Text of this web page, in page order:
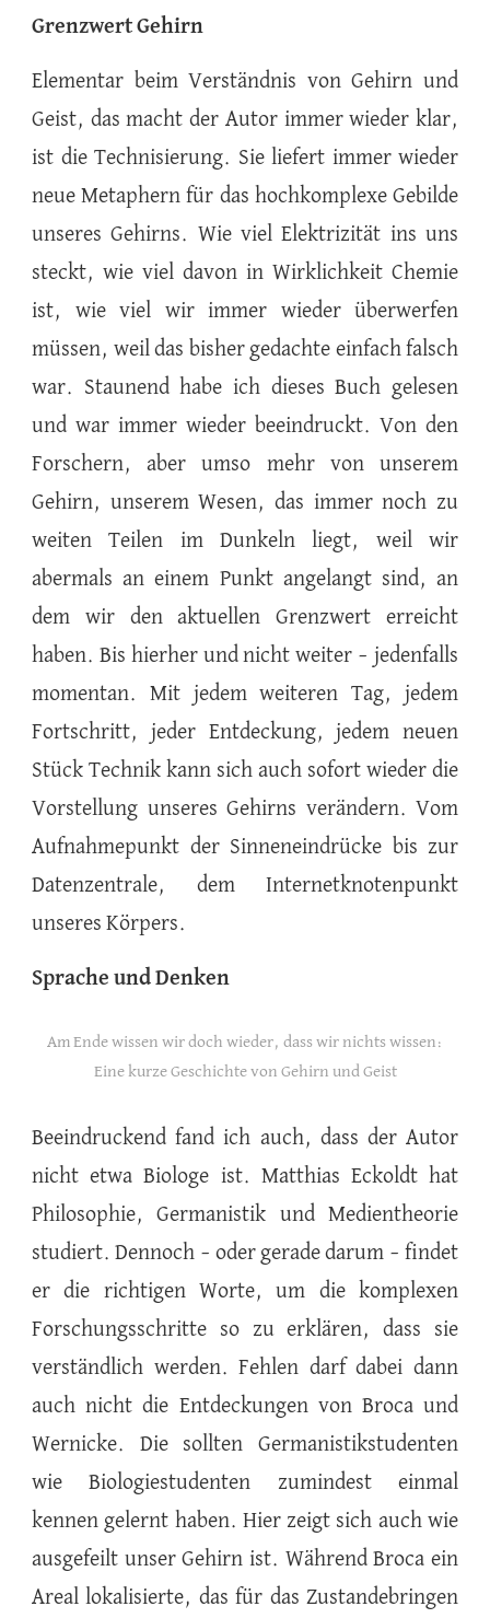
Grenzwert Gehirn
Elementar beim Verständnis von Gehirn und
Geist, das macht der Autor immer wieder klar,
ist die Technisierung. Sie liefert immer wieder
neue Metaphern für das hochkomplexe Gebilde
unseres Gehirns. Wie viel Elektrizität ins uns
steckt, wie viel davon in Wirklichkeit Chemie
ist, wie viel wir immer wieder überwerfen
müssen, weil das bisher gedachte einfach falsch
war. Staunend habe ich dieses Buch gelesen
und war immer wieder beeindruckt. Von den
Forschern, aber umso mehr von unserem
Gehirn, unserem Wesen, das immer noch zu
weiten Teilen im Dunkeln liegt, weil wir
abermals an einem Punkt angelangt sind, an
dem wir den aktuellen Grenzwert erreicht
haben. Bis hierher und nicht weiter – jedenfalls
momentan. Mit jedem weiteren Tag, jedem
Fortschritt, jeder Entdeckung, jedem neuen
Stück Technik kann sich auch sofort wieder die
Vorstellung unseres Gehirns verändern. Vom
Aufnahmepunkt der Sinneneindrücke bis zur
Datenzentrale, dem Internetknotenpunkt
unseres Körpers.
Sprache und Denken
Am Ende wissen wir doch wieder, dass wir nichts wissen:
Eine kurze Geschichte von Gehirn und Geist
Beeindruckend fand ich auch, dass der Autor
nicht etwa Biologe ist. Matthias Eckoldt hat
Philosophie, Germanistik und Medientheorie
studiert. Dennoch – oder gerade darum – findet
er die richtigen Worte, um die komplexen
Forschungsschritte so zu erklären, dass sie
verständlich werden. Fehlen darf dabei dann
auch nicht die Entdeckungen von Broca und
Wernicke. Die sollten Germanistikstudenten
wie Biologiestudenten zumindest einmal
kennen gelernt haben. Hier zeigt sich auch wie
ausgefeilt unser Gehirn ist. Während Broca ein
Areal lokalisierte, das für das Zustandebringen